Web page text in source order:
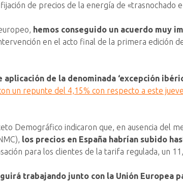
de precios de la energía de «trasnochado e
hemos conseguido un acuerdo muy
en el acto final de la primera edición
de la denominada ‘excepción
un repunte del 4,15% con respecto a este
Demográfico indicaron que, en ausencia del
los precios en España habrían subido
para los clientes de la tarifa regulada, un
trabajando junto con la Unión